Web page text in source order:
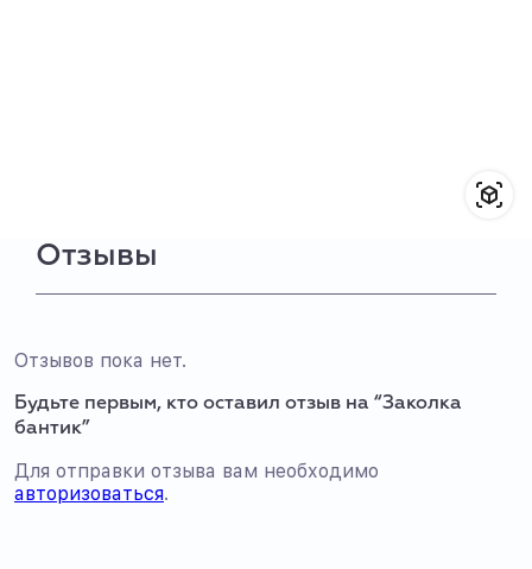
Отзывы
Отзывов пока нет.
Будьте первым, кто оставил отзыв на “Заколка
бантик”
Для отправки отзыва вам необходимо
авторизоваться.